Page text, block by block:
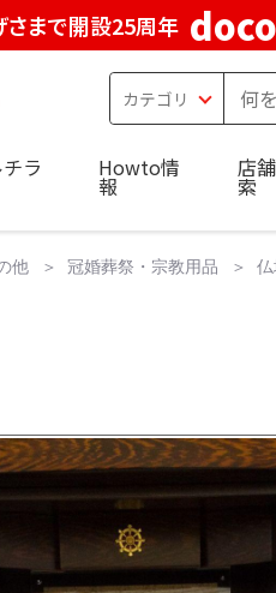
さまで開設25周年
ラ Howto情
報
店
索
他 冠婚葬祭・宗教用品